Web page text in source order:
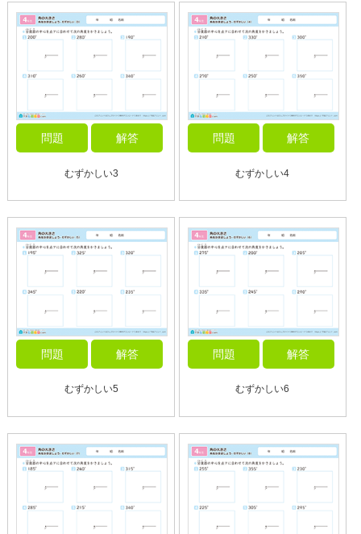
問題 解答
むずかしい3
問題 解答
むずかしい4
問題 解答
むずかしい5
問題 解答
むずかしい6